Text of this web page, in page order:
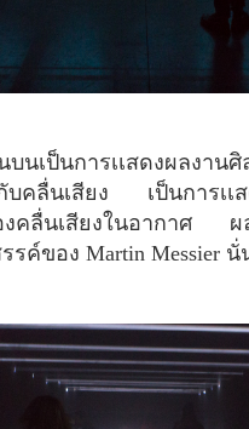
บคลื่นเสียง เป็นการเเส
งคลื่นเสียงในอากาศ ผ
รค์ของ Martin Messier นั่